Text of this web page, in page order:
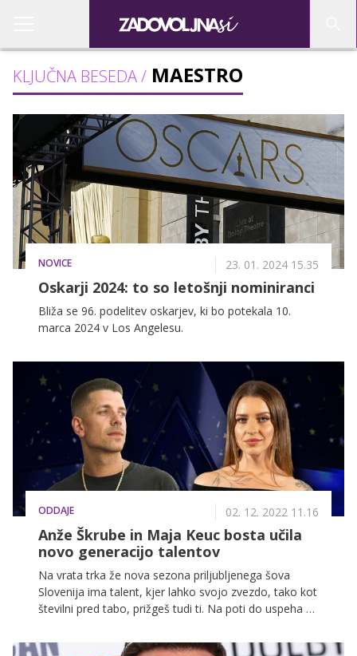
KLJUČNA BESEDA / MAESTRO
NOVICE 23. 01. 2024 15.35
Oskarji 2024: to so letošnji nominiranci
Bliža se 96. podelitev oskarjev, ki bo potekala 10.
marca 2024 v Los Angelesu.
ODDAJE 02. 12. 2022 11.16
Anže Škrube in Maja Keuc bosta učila
novo generacijo talentov
Na vrata trka že nova sezona priljubljenega šova
Slovenija ima talent, kjer lahko svojo zvezdo, tako kot
številni pred tabo, prižgeš tudi ti. Na poti do uspeha pa
Keuc - Amaya!